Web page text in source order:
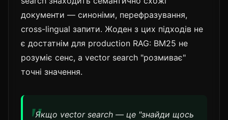
документи — синоніми, перефразування,
cross-lingual запити. Жоден з цих підходів не
є достатнім для production RAG: BM25 не
розуміє сенс, а vector search "розмиває"
точні значення.
Якщо vector search — це "знайди щось